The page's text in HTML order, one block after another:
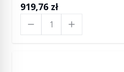
919,76 zł